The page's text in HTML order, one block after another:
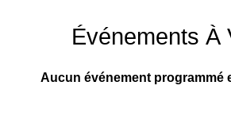
Événements À
Aucun événement programmé